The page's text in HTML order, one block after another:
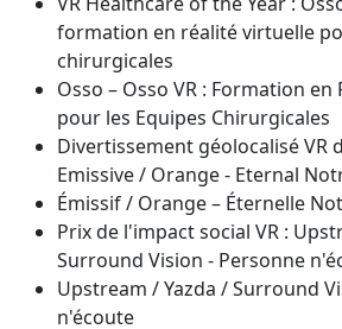
formation en réalité virtuelle
chirurgicales
Osso – Osso VR : Formation
pour les Equipes Chirurgicales
Divertissement géolocalisé VR
Emissive / Orange - Eternal
Émissif / Orange – Éternelle
Prix de l'impact social VR :
Surround Vision - Personne
Upstream / Yazda / Surround
n'écoute